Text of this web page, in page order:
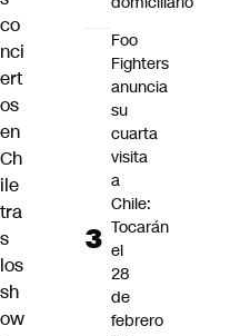
co
nci
ert
os
en
Ch
ile
tra
s
los
sh
ow
Foo
Fighters
anuncia
su
cuarta
visita
a
Chile:
Tocarán
el
28
de
febrero